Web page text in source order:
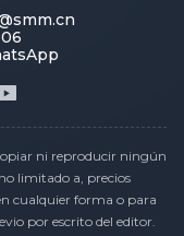
ni reproducir ningún
limitado a, precios
cualquier forma o para
por escrito del editor.